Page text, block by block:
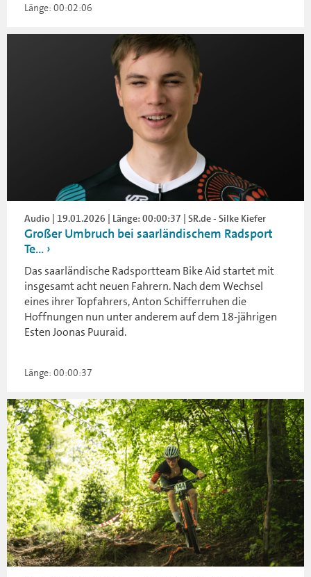
Länge: 00:02:06
Audio | 19.01.2026 | Länge: 00:00:37 | SR.de - Silke Kiefer
Großer Umbruch bei saarländischem Radsport
Te...
Das saarländische Radsportteam Bike Aid startet mit
insgesamt acht neuen Fahrern. Nach dem Wechsel
eines ihrer Topfahrers, Anton Schifferruhen die
Hoffnungen nun unter anderem auf dem 18-jährigen
Esten Joonas Puuraid.
Länge: 00:00:37